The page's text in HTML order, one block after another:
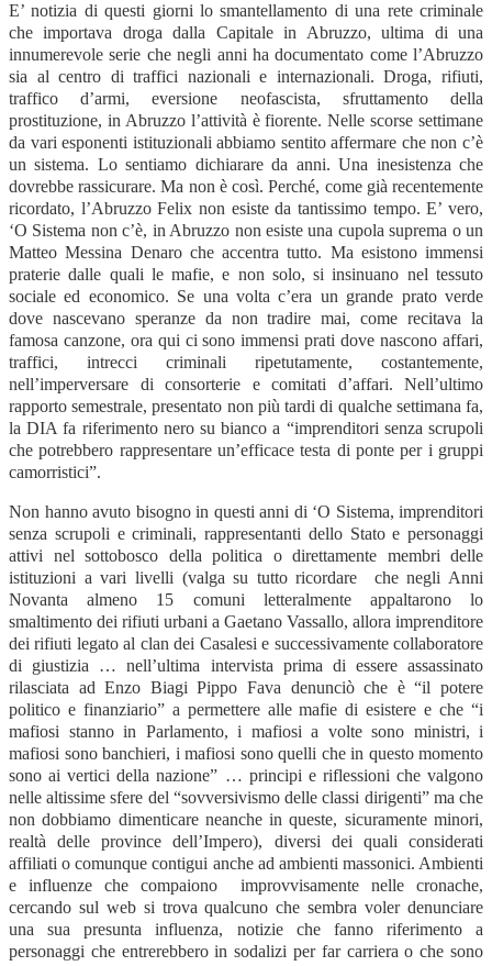
E’ notizia di questi giorni lo smantellamento di una rete criminale
che importava droga dalla Capitale in Abruzzo, ultima di una
innumerevole serie che negli anni ha documentato come l’Abruzzo
sia al centro di traffici nazionali e internazionali. Droga, rifiuti,
traffico d’armi, eversione neofascista, sfruttamento della
prostituzione, in Abruzzo l’attività è fiorente. Nelle scorse settimane
da vari esponenti istituzionali abbiamo sentito affermare che non c’è
un sistema. Lo sentiamo dichiarare da anni. Una inesistenza che
dovrebbe rassicurare. Ma non è così. Perché, come già recentemente
ricordato, l’Abruzzo Felix non esiste da tantissimo tempo. E’ vero,
‘O Sistema non c’è, in Abruzzo non esiste una cupola suprema o un
Matteo Messina Denaro che accentra tutto. Ma esistono immensi
praterie dalle quali le mafie, e non solo, si insinuano nel tessuto
sociale ed economico. Se una volta c’era un grande prato verde
dove nascevano speranze da non tradire mai, come recitava la
famosa canzone, ora qui ci sono immensi prati dove nascono affari,
traffici, intrecci criminali ripetutamente, costantemente,
nell’imperversare di consorterie e comitati d’affari. Nell’ultimo
rapporto semestrale, presentato non più tardi di qualche settimana fa,
la DIA fa riferimento nero su bianco a “imprenditori senza scrupoli
che potrebbero rappresentare un’efficace testa di ponte per i gruppi
camorristici”.
Non hanno avuto bisogno in questi anni di ‘O Sistema, imprenditori
senza scrupoli e criminali, rappresentanti dello Stato e personaggi
attivi nel sottobosco della politica o direttamente membri delle
istituzioni a vari livelli (valga su tutto ricordare che negli Anni
Novanta almeno 15 comuni letteralmente appaltarono lo
smaltimento dei rifiuti urbani a Gaetano Vassallo, allora imprenditore
dei rifiuti legato al clan dei Casalesi e successivamente collaboratore
di giustizia … nell’ultima intervista prima di essere assassinato
rilasciata ad Enzo Biagi Pippo Fava denunciò che è “il potere
politico e finanziario” a permettere alle mafie di esistere e che “i
mafiosi stanno in Parlamento, i mafiosi a volte sono ministri, i
mafiosi sono banchieri, i mafiosi sono quelli che in questo momento
sono ai vertici della nazione” … principi e riflessioni che valgono
nelle altissime sfere del “sovversivismo delle classi dirigenti” ma che
non dobbiamo dimenticare neanche in queste, sicuramente minori,
realtà delle province dell’Impero), diversi dei quali considerati
affiliati o comunque contigui anche ad ambienti massonici. Ambienti
e influenze che compaiono improvvisamente nelle cronache,
cercando sul web si trova qualcuno che sembra voler denunciare
una sua presunta influenza, notizie che fanno riferimento a
personaggi che entrerebbero in sodalizi per far carriera o che sono